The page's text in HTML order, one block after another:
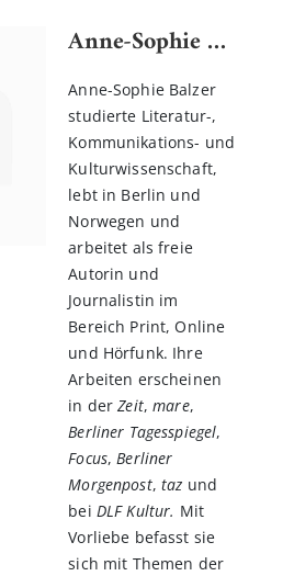
Anne-Sophie Balzer
Anne-Sophie Balzer
studierte Literatur-,
Kommunikations- und
Kulturwissenschaft,
lebt in Berlin und
Norwegen und
arbeitet als freie
Autorin und
Journalistin im
Bereich Print, Online
und Hörfunk. Ihre
Arbeiten erscheinen
in derZeit,mare,
Berliner Tagesspiegel,
Focus,Berliner
Morgenpost, taz und
bei DLF Kultur. Mit
Vorliebe befasst sie
sich mit Themen der